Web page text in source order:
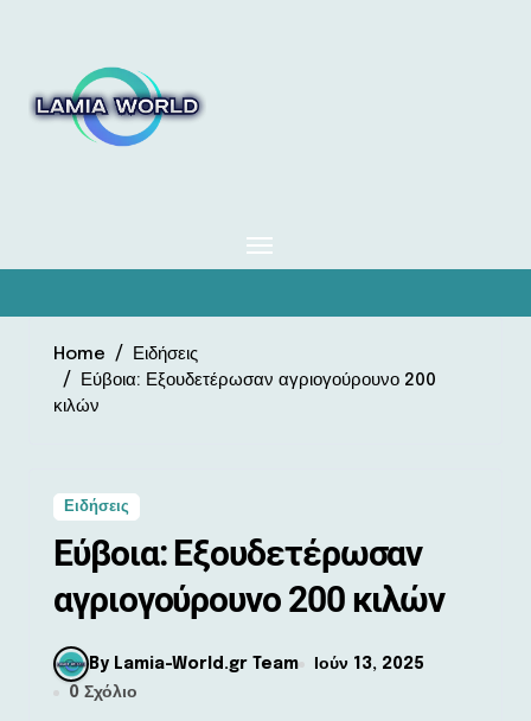
Home
Ειδήσεις
Εύβοια: Εξουδετέρωσαν αγριογούρουνο 200
κιλών
Ειδήσεις
Εύβοια: Εξουδετέρωσαν
αγριογούρουνο 200 κιλών
By Lamia-World.gr Team
Ιούν 13, 2025
0 Σχόλιο